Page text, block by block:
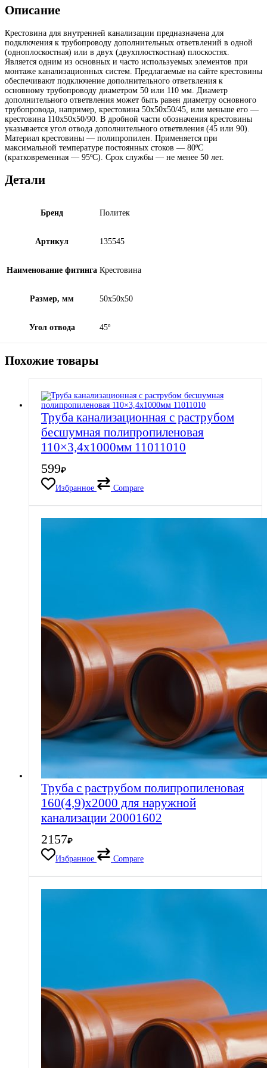
Описание
Крестовина для внутренней канализации предназначена для
подключения к трубопроводу дополнительных ответвлений в одной
(одноплоскостная) или в двух (двухплосткостная) плоскостях.
Является одним из основных и часто используемых элементов при
монтаже канализационных систем. Предлагаемые на сайте крестовины
обеспечивают подключение дополнительного ответвления к
основному трубопроводу диаметром 50 или 110 мм. Диаметр
дополнительного ответвления может быть равен диаметру основного
трубопровода, например, крестовина 50х50х50/45, или меньше его —
крестовина 110х50х50/90. В дробной части обозначения крестовины
указывается угол отвода дополнительного ответвления (45 или 90).
Материал крестовины — полипропилен. Применяется при
максимальной температуре постоянных стоков — 80ºС
(кратковременная — 95ºС). Срок службы — не менее 50 лет.
Детали
Бренд Политек
Артикул 135545
Наименование фитинга Крестовина
Размер, мм 50х50х50
Угол отвода 45º
Похожие товары
Труба канализационная с раструбом
бесшумная полипропиленовая
110×3,4х1000мм 11011010
599₽
Избранное
Compare
Труба с раструбом полипропиленовая
160(4,9)х2000 для наружной
канализации 20001602
2157₽
Избранное
Compare